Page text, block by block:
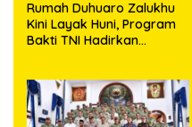
Rumah Duhuaro Zalukhu
Kini Layak Huni, Program
Bakti TNI Hadirkan